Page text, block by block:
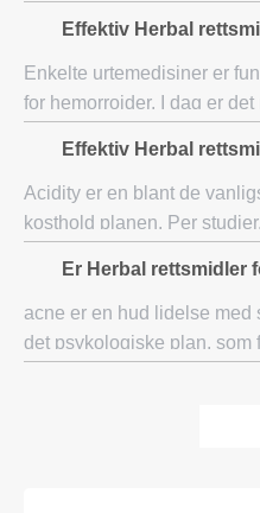
Effektiv Herbal
Enkelte urtemedisiner er
for hemorroider. I dag er
Effektiv Herbal
Acidity er en blant de
kosthold planen. Per
Er Herbal rettsmidler
acne er en hud lidelse
det psykologiske plan, som